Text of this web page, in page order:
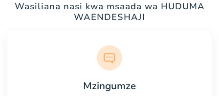
Wasiliana nasi kwa msaada wa HUDUMA
WAENDESHAJI
Mzingumze